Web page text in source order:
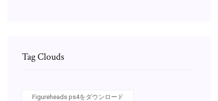
Tag Clouds
Figureheads ps4をダウンロード